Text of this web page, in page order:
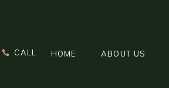
CALL HOME ABOUT US